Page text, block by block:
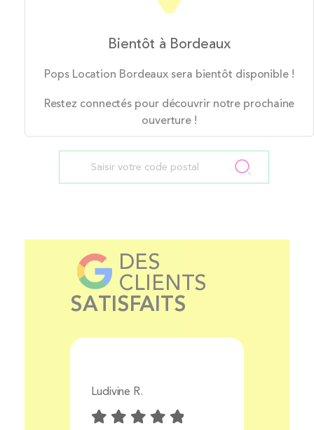
Bientôt à Bordeaux
Pops Location Bordeaux sera bientôt disponible !
Restez connectés pour découvrir notre prochaine
ouverture !
DES
CLIENTS
SATISFAITS
Ludivine R.